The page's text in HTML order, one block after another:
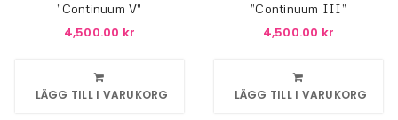
”Continuum V"
4,500.00 kr
LÄGG TILL I VARUKORG
”Continuum III”
4,500.00 kr
LÄGG TILL I VARUKORG